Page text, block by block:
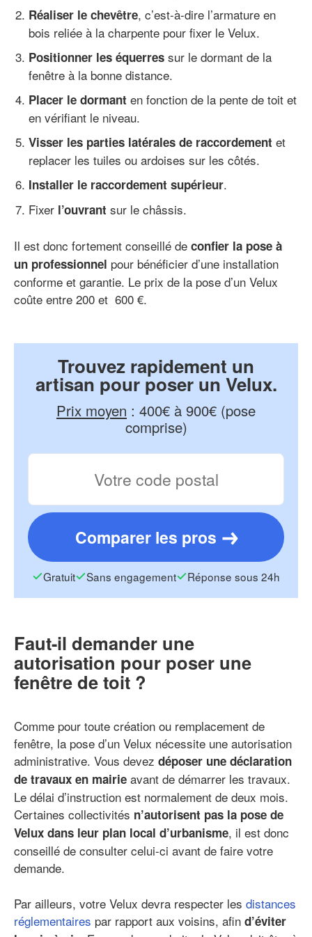
Réaliser le chevêtre, c’est-à-dire l’armature en
bois reliée à la charpente pour fixer le Velux.
Positionner les équerres sur le dormant de la
fenêtre à la bonne distance.
Placer le dormant en fonction de la pente de toit et
en vérifiant le niveau.
Visser les parties latérales de raccordement et
replacer les tuiles ou ardoises sur les côtés.
Installer le raccordement supérieur.
Fixer l’ouvrant sur le châssis.
Il est donc fortement conseillé de confier la pose à
un professionnel pour bénéficier d’une installation
conforme et garantie. Le prix de la pose d’un Velux
coûte entre 200 et 600 €.
Trouvez rapidement un
artisan pour poser un Velux.
Prix moyen : 400€ à 900€ (pose
comprise)
Comparer les pros
Gratuit Sans engagement Réponse sous 24h
Faut-il demander une
autorisation pour poser une
fenêtre de toit ?
Comme pour toute création ou remplacement de
fenêtre, la pose d’un Velux nécessite une autorisation
administrative. Vous devez déposer une déclaration
de travaux en mairie avant de démarrer les travaux.
Le délai d’instruction est normalement de deux mois.
Certaines collectivités n’autorisent pas la pose de
Velux dans leur plan local d’urbanisme, il est donc
conseillé de consulter celui-ci avant de faire votre
demande.
Par ailleurs, votre Velux devra respecter les distances
réglementaires par rapport aux voisins, afin d’éviter